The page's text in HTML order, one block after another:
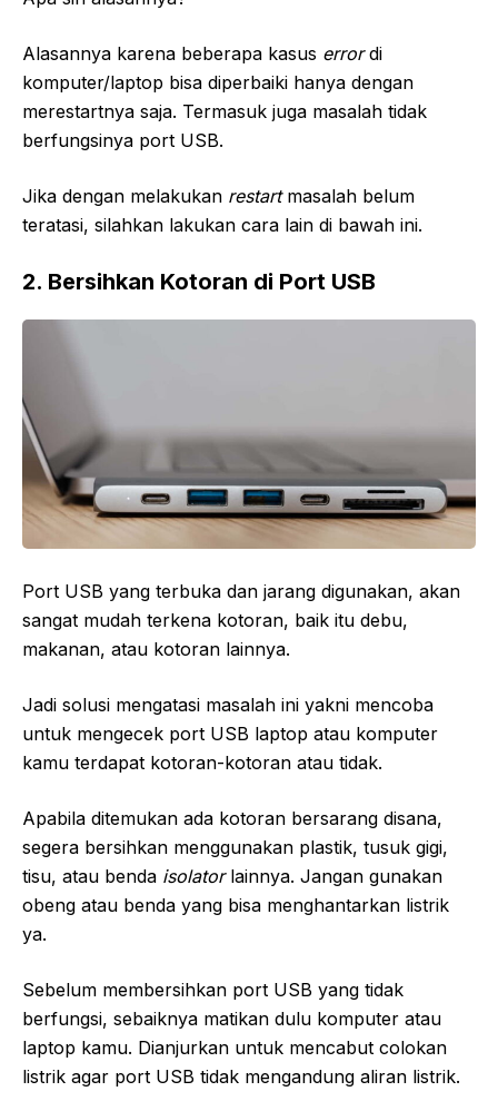
Alasannya karena beberapa kasus errordi
komputer/laptop bisa diperbaiki hanya dengan
merestartnya saja. Termasuk juga masalah tidak
berfungsinya port USB.
Jika dengan melakukan restartmasalah belum
teratasi, silahkan lakukan cara lain di bawah ini.
2. Bersihkan Kotoran di Port USB
Port USB yang terbuka dan jarang digunakan, akan
sangat mudah terkena kotoran, baik itu debu,
makanan, atau kotoran lainnya.
Jadi solusi mengatasi masalah ini yakni mencoba
untuk mengecek port USB laptop atau komputer
kamu terdapat kotoran-kotoran atau tidak.
Apabila ditemukan ada kotoran bersarang disana,
segera bersihkan menggunakan plastik, tusuk gigi,
tisu, atau benda isolatorlainnya. Jangan gunakan
obeng atau benda yang bisa menghantarkan listrik
ya.
Sebelum membersihkan port USB yang tidak
berfungsi, sebaiknya matikan dulu komputer atau
laptop kamu. Dianjurkan untuk mencabut colokan
listrik agar port USB tidak mengandung aliran listrik.